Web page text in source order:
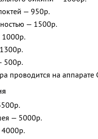
— 950р.
— 1500р.
1000р.
500р.
проводится на
— 5000р.
4000р.